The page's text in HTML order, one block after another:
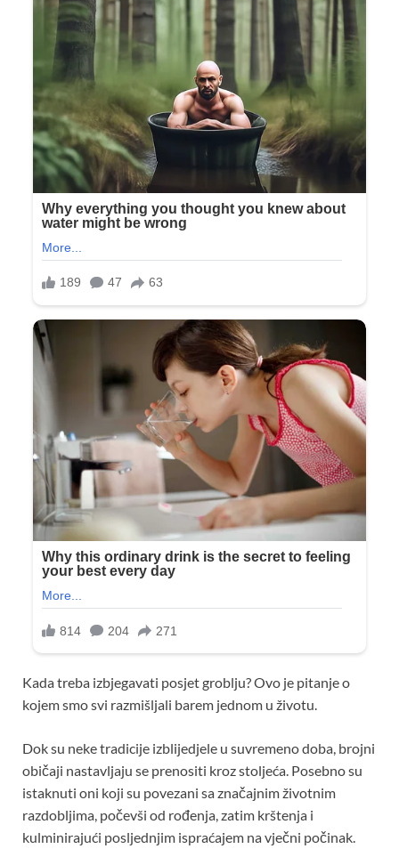
Kada treba izbjegavati posjet groblju? Ovo je pitanje o
kojem smo svi razmišljali barem jednom u životu.
Dok su neke tradicije izblijedjele u suvremeno doba, brojni
običaji nastavljaju se prenositi kroz stoljeća. Posebno su
istaknuti oni koji su povezani sa značajnim životnim
razdobljima, počevši od rođenja, zatim krštenja i
kulminirajući posljednjim ispraćajem na vječni počinak.